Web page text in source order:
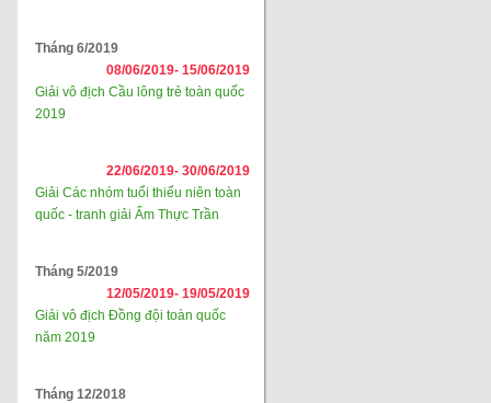
Tháng 6/2019
08/06/2019- 15/06/2019
Giải vô địch Cầu lông trẻ toàn quốc
2019
22/06/2019- 30/06/2019
Giải Các nhóm tuổi thiếu niên toàn
quốc - tranh giải Ẩm Thực Trần
Tháng 5/2019
12/05/2019- 19/05/2019
Giải vô địch Đồng đội toàn quốc
năm 2019
Tháng 12/2018